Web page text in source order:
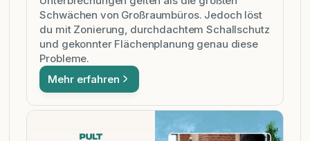
Schwächen von Großraumbüros. Jedoch löst
du mit Zonierung, durchdachtem Schallschutz
und gekonnter Flächenplanung genau diese
Probleme.
Mehr erfahren